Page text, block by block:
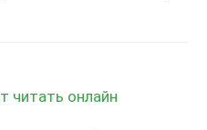
читать онлайн